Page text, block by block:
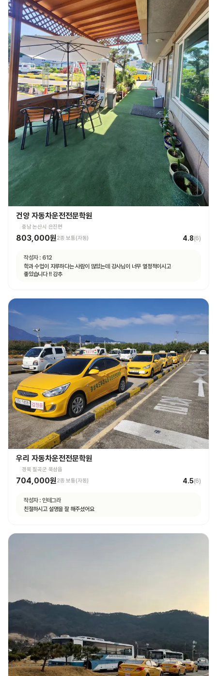
건양 자동차운전전문학원
충남 논산시 은진면
803,000원 2종 보통(자동) 4.8(6)
작성자 : 612
학과 수업이 지루하다는 사람이 많았는데 강사님이 너무 열정적이시고
좋았습니다 !! 강추
우리 자동차운전전문학원
경북 칠곡군 북삼읍
704,000원2종 보통(자동) 4.5(6)
작성자 : 인테그라
친절하시고 설명을 잘 해주셨어요